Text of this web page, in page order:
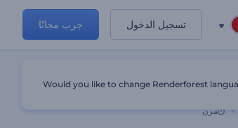
تسجيل الدخول جرب مجانًا
مرن
Would you like to change Renderforest